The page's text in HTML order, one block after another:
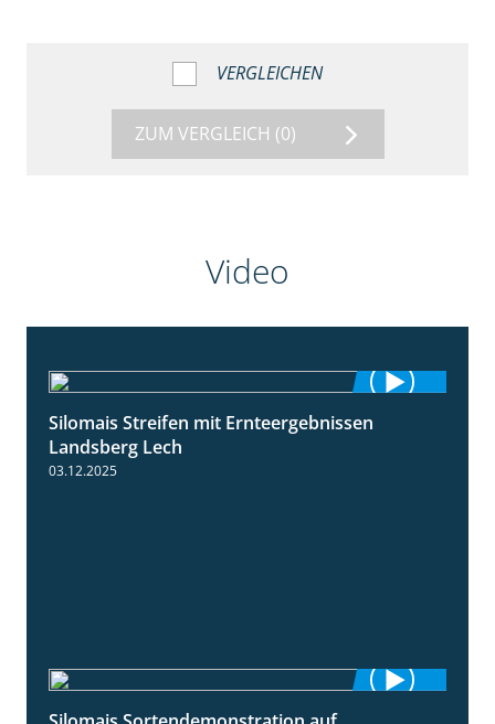
VERGLEICHEN
ZUM VERGLEICH (0)
Video
11:01
Silomais Streifen mit Ernteergebnissen
Landsberg Lech
03.12.2025